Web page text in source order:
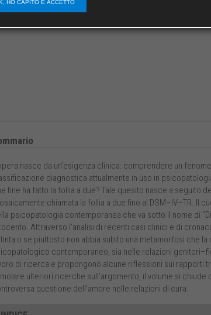
nasce da un’esigenza clinica: comprendere un
diagnostica attualmente in uso in
fine ha fatto la follia a due? Tale quesito nasce a seguito
chiamata la follia a due fino al DSM–IV–TR. Il
psicopatologia contemporanea che va sotto il nome di
Attraverso l’analisi di recenti casi clinici e di
o se piuttosto non abbia subito una metamorfosi che
contemporaneo, sia nelle relazioni
di ricerca e propongono alcune riflessioni sui rapporti
ulteriori ricerche sull’argomento, il volume si
questione dell’amore nelle relazioni di cura.
HO CAPITO E ACCETTO